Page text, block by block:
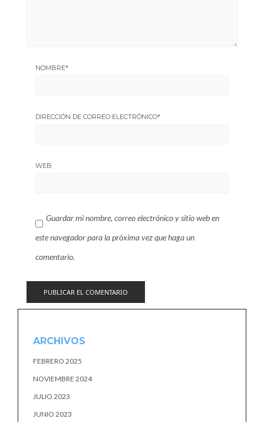
NOMBRE*
DIRECCIÓN DE CORREO ELECTRÓNICO*
WEB
Guardar mi nombre, correo electrónico y sitio web en
este navegador para la próxima vez que haga un
comentario.
ARCHIVOS
FEBRERO 2025
NOVIEMBRE 2024
JULIO 2023
JUNIO 2023